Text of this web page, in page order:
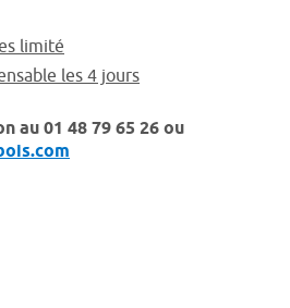
limité
les 4 jours
au 01 48 79 65 26 ou